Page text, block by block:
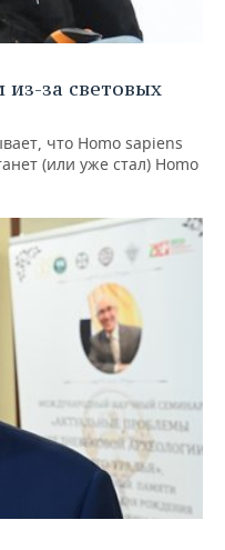
за световых
что Homo sapiens
(или уже стал) Homo